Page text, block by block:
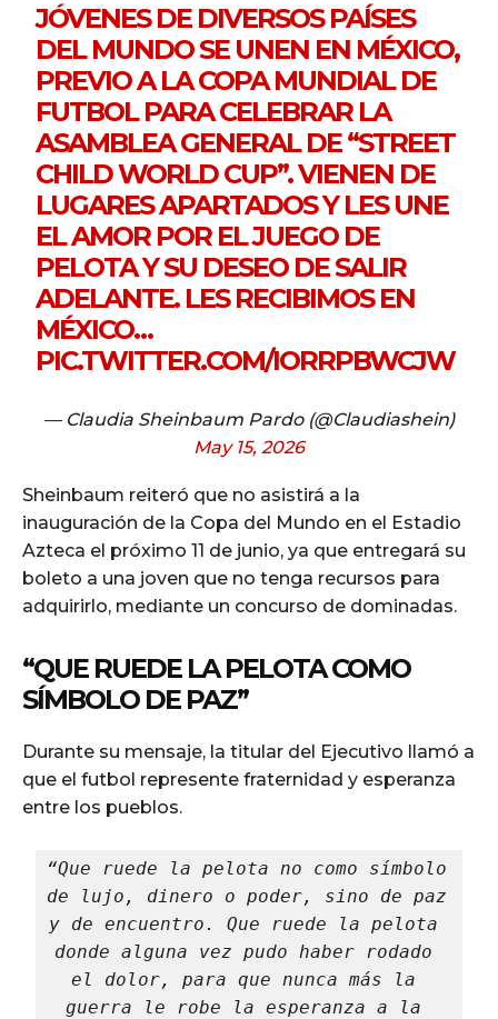
JÓVENES DE DIVERSOS PAÍSES
DEL MUNDO SE UNEN EN MÉXICO,
PREVIO A LA COPA MUNDIAL DE
FUTBOL PARA CELEBRAR LA
ASAMBLEA GENERAL DE “STREET
CHILD WORLD CUP”. VIENEN DE
LUGARES APARTADOS Y LES UNE
EL AMOR POR EL JUEGO DE
PELOTA Y SU DESEO DE SALIR
ADELANTE. LES RECIBIMOS EN
MÉXICO…
PIC.TWITTER.COM/IORRPBWCJW
— Claudia Sheinbaum Pardo (@Claudiashein)
May 15, 2026
Sheinbaum reiteró que no asistirá a la
inauguración de la Copa del Mundo en el Estadio
Azteca el próximo 11 de junio, ya que entregará su
boleto a una joven que no tenga recursos para
adquirirlo, mediante un concurso de dominadas.
“QUE RUEDE LA PELOTA COMO
SÍMBOLO DE PAZ”
Durante su mensaje, la titular del Ejecutivo llamó a
que el futbol represente fraternidad y esperanza
entre los pueblos.
“Que ruede la pelota no como símbolo
de lujo, dinero o poder, sino de paz
y de encuentro. Que ruede la pelota
donde alguna vez pudo haber rodado
el dolor, para que nunca más la
guerra le robe la esperanza a la